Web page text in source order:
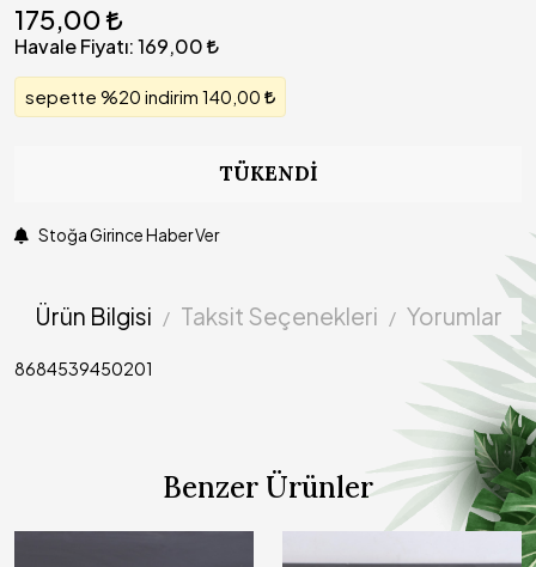
175,00
Havale Fiyatı:169,00
sepette %20 indirim 140,00
TÜKENDI
Stoğa Girince Haber Ver
Ürün Bilgisi Taksit Seçenekleri Yorumlar
8684539450201
Benzer Ürünler